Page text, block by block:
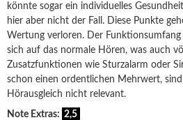
könnte sogar ein individuelles
hier aber nicht der Fall. Diese Punkte
Wertung verloren. Der
sich auf das normale Hören, was auch
Zusatzfunktionen wie Sturzalarm oder
schon einen ordentlichen Mehrwert,
Hörausgleich nicht relevant.
Note Extras: 2,5